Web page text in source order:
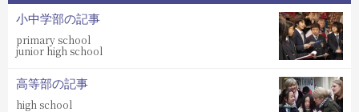
小中学部の記事
primary school
junior high school
高等部の記事
high school